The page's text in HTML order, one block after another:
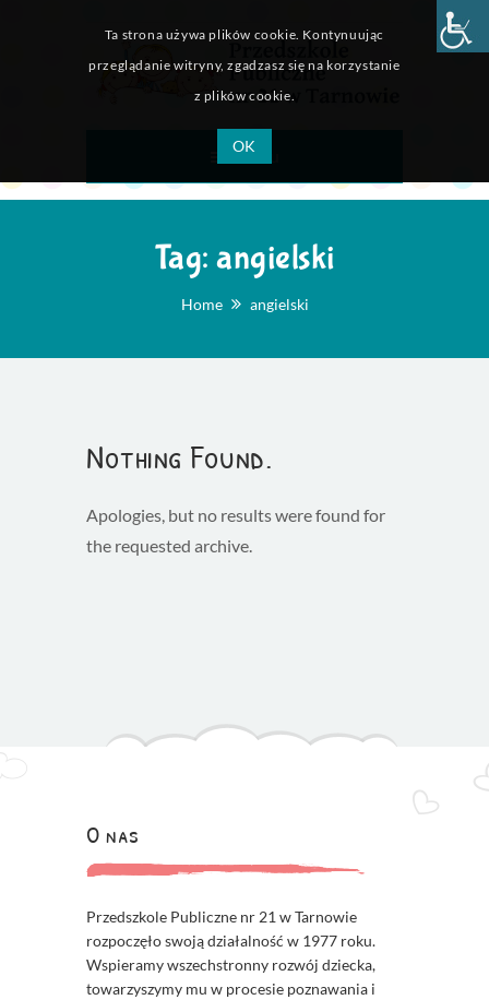
Menu
Tag: angielski
Home angielski
Nothing Found.
Apologies, but no results were found for
the requested archive.
O nas
Przedszkole Publiczne nr 21 w Tarnowie
rozpoczęło swoją działalność w 1977 roku.
Wspieramy wszechstronny rozwój dziecka,
towarzyszymy mu w procesie poznawania i
Ta strona używa plików cookie. Kontynuując
przeglądanie witryny, zgadzasz się na korzystanie
z plików cookie.
OK